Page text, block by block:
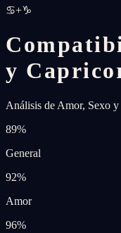
♋+♑
y
Análisis de Amor, Sexo
89%
General
92%
Amor
96%